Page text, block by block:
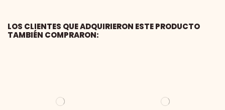
LOS CLIENTES QUE ADQUIRIERON ESTE PRODUCTO
TAMBIÉN COMPRARON: